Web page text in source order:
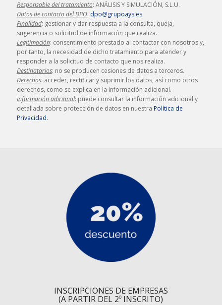
Responsable del tratamiento: ANÁLISIS Y SIMULACIÓN, S.L.U.
Datos de contacto del DPO: dpo@grupoays.es
Finalidad: gestionar y dar respuesta a la consulta, queja,
sugerencia o solicitud de información que realiza.
Legitimación: consentimiento prestado al contactar con nosotros y,
por tanto, la necesidad de dicho tratamiento para atender y
responder a la solicitud de contacto que nos realiza.
Destinatarios: no se producen cesiones de datos a terceros.
Derechos: acceder, rectificar y suprimir los datos, así como otros
derechos, como se explica en la información adicional.
Información adicional: puede consultar la información adicional y
detallada sobre protección de datos en nuestra Política de
Privacidad.
INSCRIPCIONES DE EMPRESAS
(A PARTIR DEL 2º INSCRITO)